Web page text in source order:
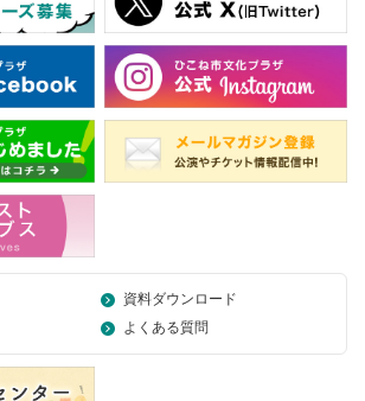
資料ダウンロード
よくある質問